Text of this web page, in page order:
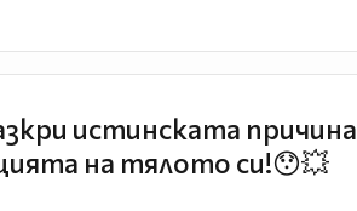
истинската причина
на тялото си!😯💥